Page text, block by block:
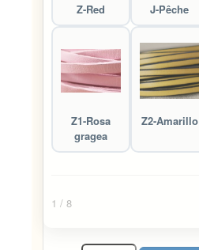
Z-Red J-Pêche
Z1-Rosa
gragea
Z2-Amarillo
1 / 8